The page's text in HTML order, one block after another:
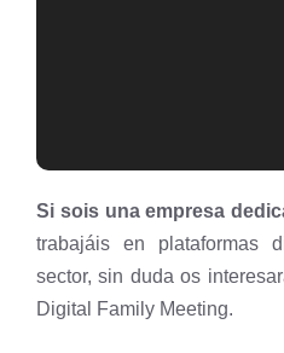
Si sois una empresa
trabajáis en plataformas
sector, sin duda os
Digital Family Meeting.